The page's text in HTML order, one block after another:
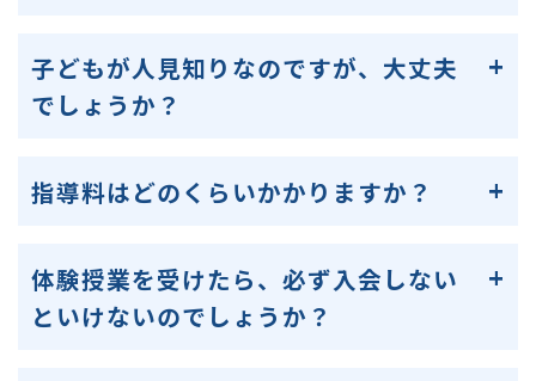
子どもが人見知りなのですが、大丈夫
でしょうか？
指導料はどのくらいかかりますか？
体験授業を受けたら、必ず入会しない
といけないのでしょうか？